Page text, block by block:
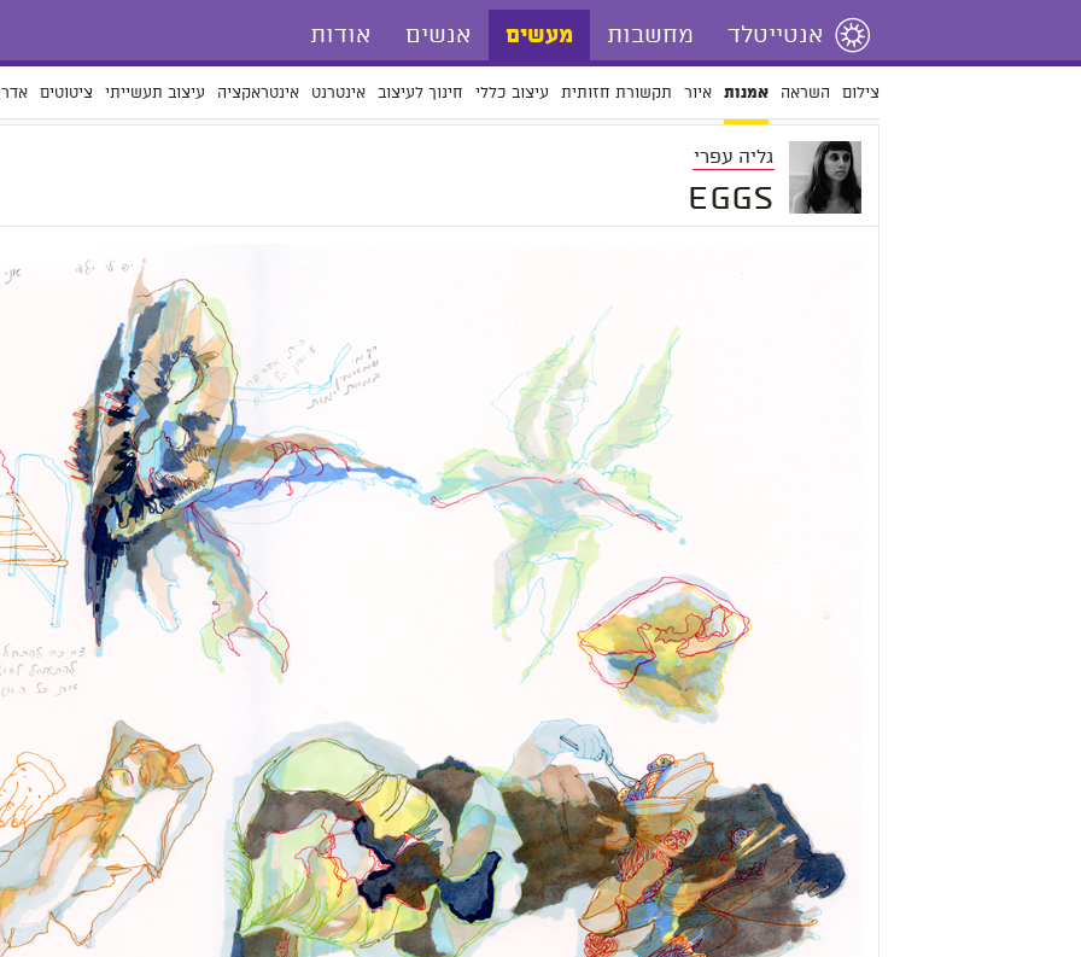
אנטייטלד מחשבות מעשים אנשים אודות
צילום השראה אמנות איור תקשורת חזותית עיצוב כללי חינוך לעיצוב אינטרנט אינטראקציה עיצוב תעשייתי ציטוטים
גליה עפרי
Eggs